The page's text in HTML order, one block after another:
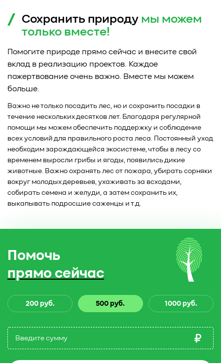
Сохранить природу мы можем
только вместе!
Помогите природе прямо сейчас и внесите свой
вклад в реализацию проектов. Каждое
пожертвование очень важно. Вместе мы можем
больше.
Важно не только посадить лес, но и сохранить посадки в
течение нескольких десятков лет. Благодаря регулярной
помощи мы можем обеспечить поддержку и соблюдение
всех условий для правильного роста леса. Постоянный уход
необходим зарождающейся экосистеме, чтобы в лесу со
временем выросли грибы и ягоды, появились дикие
животные. Важно охранять лес от пожара, убирать сорняки
вокруг молодых деревьев, ухаживать за всходами,
собирать семена и желуди, а затем сохранить их,
выкапывать подросшие саженцы и т.д.
Помочь
прямо сейчас
200 руб. 500 руб. 1000 руб.